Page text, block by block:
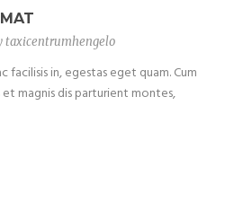
taxicentrumhengelo
facilisis in, egestas eget quam. Cum
magnis dis parturient montes,